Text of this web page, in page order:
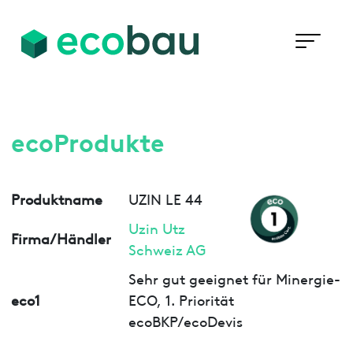
ecoProdukte
Produktname UZIN LE 44
Firma/Händler
Uzin Utz
Schweiz AG
eco1
Sehr gut geeignet für Minergie-
ECO, 1. Priorität
ecoBKP/ecoDevis